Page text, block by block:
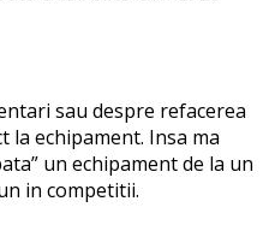
sau despre refacerea
la echipament. Insa ma
un echipament de la un
in competitii.